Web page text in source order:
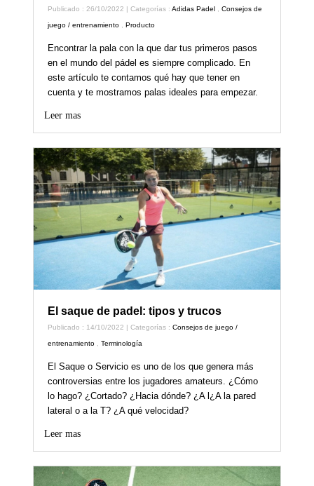
Publicado : 26/10/2022 | Categorías :Adidas Padel ,Consejos de
juego / entrenamiento , Producto
Encontrar la pala con la que dar tus primeros pasos
en el mundo del pádel es siempre complicado. En
este artículo te contamos qué hay que tener en
cuenta y te mostramos palas ideales para empezar.
Leer mas
El saque de padel: tipos y trucos
Publicado : 14/10/2022 | Categorías :Consejos de juego /
entrenamiento ,Terminología
El Saque o Servicio es uno de los que genera más
controversias entre los jugadores amateurs. ¿Cómo
lo hago? ¿Cortado? ¿Hacia dónde? ¿A l¿A la pared
lateral o a la T? ¿A qué velocidad?
Leer mas